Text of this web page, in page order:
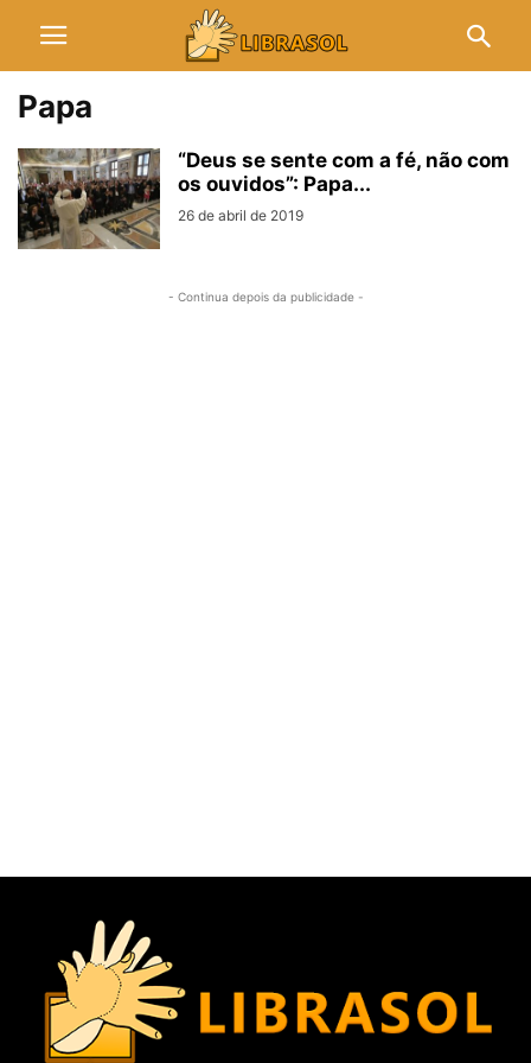
Papa
“Deus se sente com a fé, não com
os ouvidos”: Papa...
26 de abril de 2019
- Continua depois da publicidade -